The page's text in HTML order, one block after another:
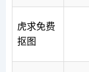
虎求免费
抠图